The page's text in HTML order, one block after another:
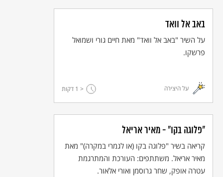
אבל לא ייכון שלום בלי צדק
© כל הזכויות שמורות למחבר ולאקו"ם
באב אל וואד
על השיר "באב אל וואד" מאת חיים גורי ושמואל
פרשקו.
על היצירה < 1 דקות
"פלוגה בקו" - מאיר אריאל
קריאה בשיר "פלוגה בקו (או לגמרי במקרה)" מאת
מאיר אריאל. משתתפים: העורכת והמתרגמת
עטרה אופק, שחר גרוסמן ואורי אלאור.